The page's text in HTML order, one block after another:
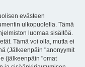
evästeen
ulkopuolella. Tämä
luomaa sisältöä.
Tämä voi olla, mutta ei
(Jälkeenpäin "anonyymit
(jälkeenpäin "omat